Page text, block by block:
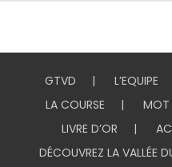
GTVD L’EQUIPE
LA COURSE
MOT
LIVRE D’OR
DÉCOUVREZ LA VALLÉE